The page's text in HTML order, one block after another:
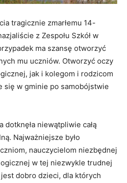
tragicznie zmarłemu 14-
z Zespołu Szkół w
ma szansę otworzyć
mu uczniów. Otworzyć oczy
jak i kolegom i rodzicom
się w gminie po samobójstwie
dotknęła niewątpliwie całą
Najważniejsze było
nauczycielom niezbędnej
w tej niezwykle trudnej
dobro dzieci, dla których